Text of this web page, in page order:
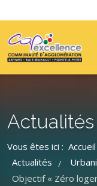
Actualités
Vous êtes ici : Accueil
Actualités /
Objectif « Zéro